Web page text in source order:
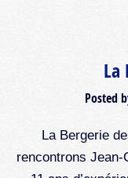
La
Posted
La Bergerie
rencontrons